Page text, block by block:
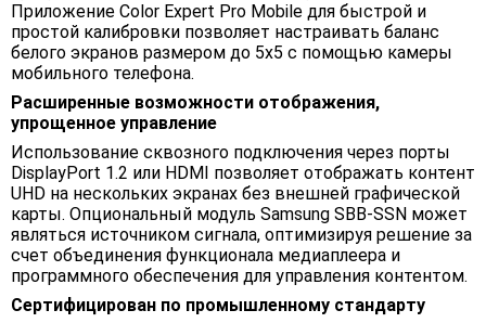
Приложение Color Expert Pro Mobile для быстрой и
простой калибровки позволяет настраивать баланс
белого экранов размером до 5x5 с помощью камеры
мобильного телефона.
Расширенные возможности отображения,
упрощенное управление
Использование сквозного подключения через порты
DisplayPort 1.2 или HDMI позволяет отображать контент
UHD на нескольких экранах без внешней графической
карты. Опциональный модуль Samsung SBB-SSN может
являться источником сигнала, оптимизируя решение за
счет объединения функционала медиаплеера и
программного обеспечения для управления контентом.
Сертифицирован по промышленному стандарту